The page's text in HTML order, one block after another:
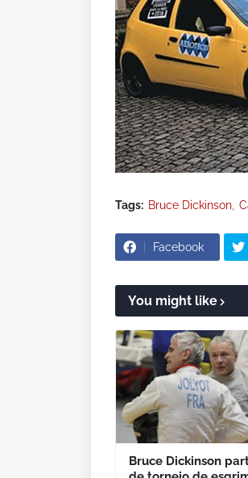
Tags: Bruce Dickinson
Facebook
You might like
Bruce Dickinson